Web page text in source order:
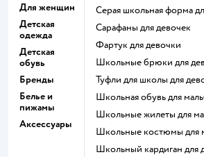
Для женщин
Детская
одежда
Детская
обувь
Бренды
Белье и
пижамы
Аксессуары
Серая школьная форма
Сарафаны для девочек
Фартук для девочки
Школьные брюки для
Туфли для школы для
Школьная обувь для
Школьные жилеты для
Школьные костюмы для
Школьный кардиган для